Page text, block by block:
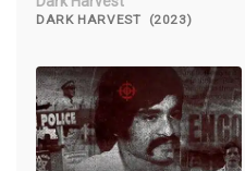
DARK HARVEST (2023)